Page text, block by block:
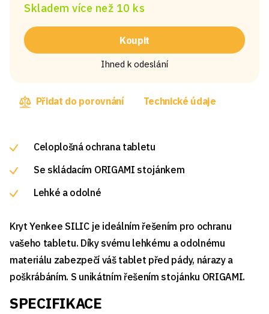
Skladem více než 10 ks
Koupit
Ihned k odeslání
Přidat do porovnání Technické údaje
Celoplošná ochrana tabletu
Se skládacím ORIGAMI stojánkem
Lehké a odolné
Kryt Yenkee SILIC je ideálním řešením pro ochranu
vašeho tabletu. Díky svému lehkému a odolnému
materiálu zabezpečí váš tablet před pády, nárazy a
poškrábáním. S unikátním řešením stojánku ORIGAMI.
SPECIFIKACE